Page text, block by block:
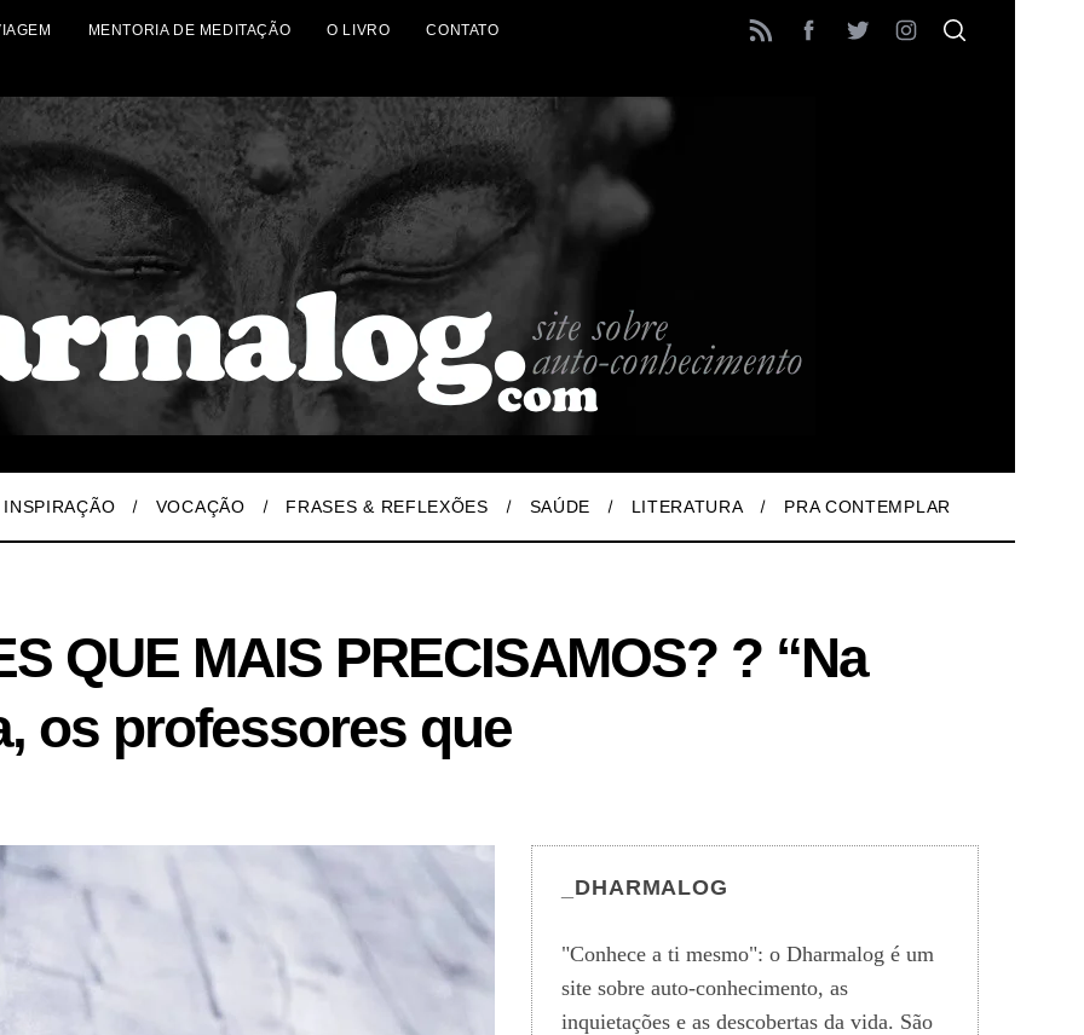
MENTORIA DE MEDITAÇÃO O LIVRO CONTATO
INSPIRAÇÃO VOCAÇÃO FRASES & REFLEXÕES SAÚDE LITERATURA PRA CONTEMPLAR
QUE MAIS PRECISAMOS? ? “Na
os professores que
_DHARMALOG
"Conhece a ti mesmo": o Dharmalog é um
site sobre auto-conhecimento, as
inquietações e as descobertas da vida. São